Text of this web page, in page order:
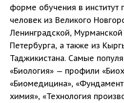
форме обучения в институт
человек из Великого
Ленинградской, Мурманской
Петербурга, а также из
Таджикистана. Самые
«Биология» — профили
«Биомедицина»,
химия», «Технология